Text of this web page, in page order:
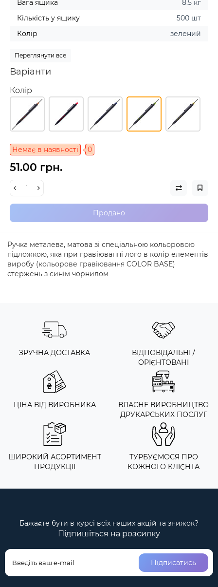
Вага ящика
8.5 кг
Кількість у ящику
500 шт
Колір
зелений
Переглянути все
Варіанти
Колір
Немає в наявності 0
51.00 грн.
Продано
Ручка металева, матова зі спеціальною кольоровою
підложкою, яка при гравіюванні лого в колір елементів
виробу (кольорове гравіювання COLOR BASE)
стержень з синім чорнилом
ЗРУЧНА ДОСТАВКА
ВІДПОВІДАЛЬНІ /
ОРІЄНТОВАНІ
ЦІНА ВІД ВИРОБНИКА
ВЛАСНЕ ВИРОБНИЦТВО
ДРУКАРСЬКИХ ПОСЛУГ
ШИРОКИЙ АСОРТИМЕНТ
ПРОДУКЦІІ
ТУРБУЄМОСЯ ПРО
КОЖНОГО КЛІЄНТА
Бажаєте бути в курсі всіх наших акцій та знижок?
Підпишіться на розсилку
Підписатись